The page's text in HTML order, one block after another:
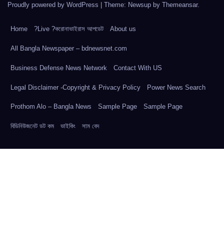
Proudly powered by WordPress Theme: Newsup by Themeansar.
Home ?Live ?করোনাভাইরাস আপডেট About us
All Bangla Newspaper – bdnewsnet.com
Business Defense News Network Contact With US
Legal Disclaimer -Copyright & Privacy Policy Power News Search
Prothom Alo – Bangla News Sample Page Sample Page
বিডিনিউজনেট ডট কম ভাইকিং সাম বেদ